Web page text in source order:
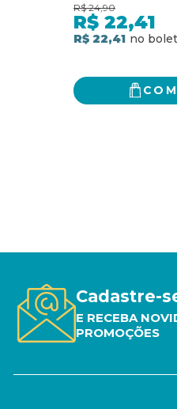
R$ 24,90
R$ 22,41
R$ 22,41
Cadastre-
E RECEBA
PROMOÇÕES